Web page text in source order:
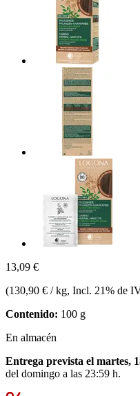
13,09 €
(130,90 € / kg, Incl. 21% de
Contenido: 100 g
En almacén
Entrega prevista el martes,
del domingo a las 23:59 h.